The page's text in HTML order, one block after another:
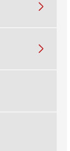

